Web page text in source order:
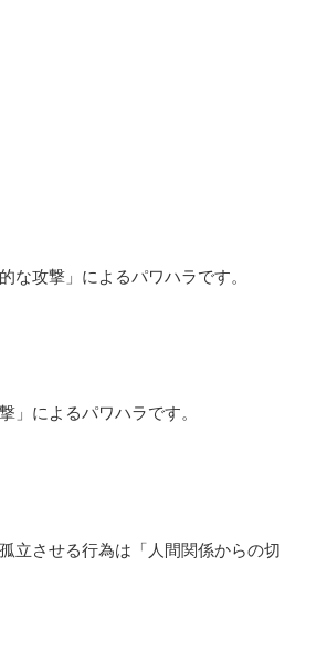
な攻撃」によるパワハラです。
」によるパワハラです。
立させる行為は「人間関係からの切